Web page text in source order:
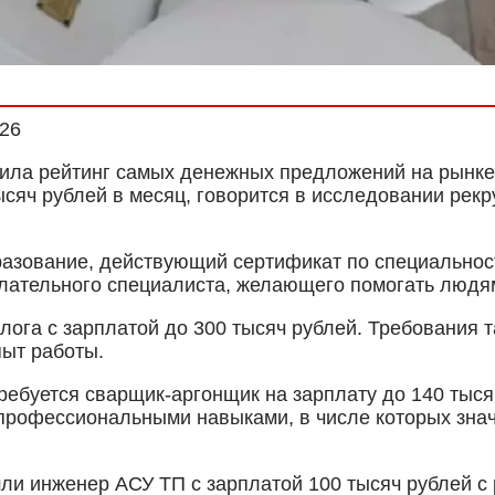
рейтинг самых денежных предложений на
рублей в месяц, говорится в исследовании
действующий сертификат по
специалиста, желающего помогать
с зарплатой до 300 тысяч рублей. Требования
работы.
сварщик-аргонщик на зарплату до 140
навыками, в числе которых
инженер АСУ ТП с зарплатой 100 тысяч рублей с